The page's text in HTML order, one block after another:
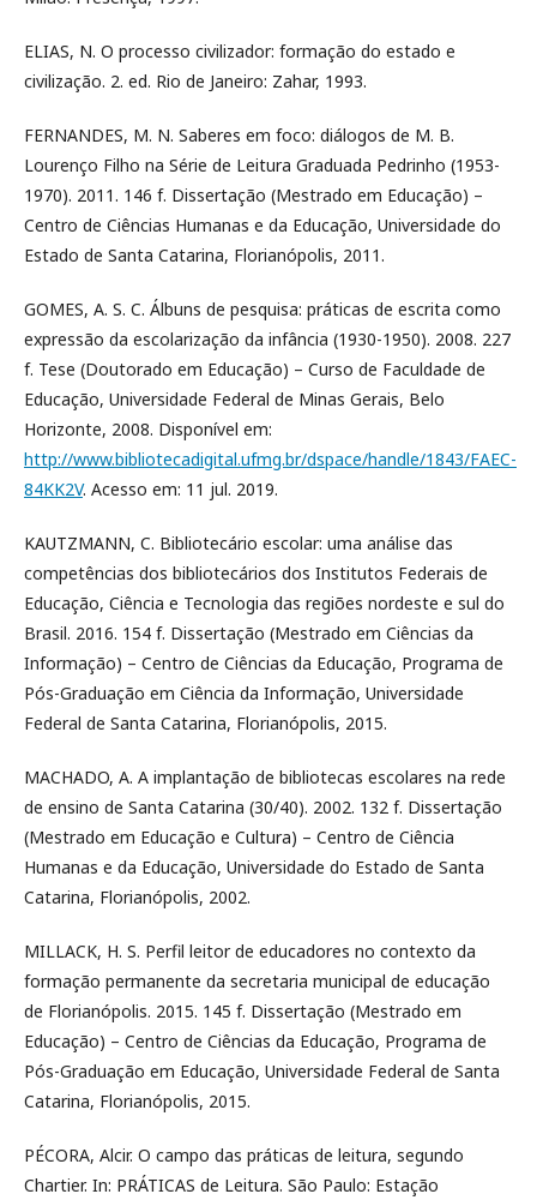
ELIAS, N. O processo civilizador: formação do estado e
civilização. 2. ed. Rio de Janeiro: Zahar, 1993.
FERNANDES, M. N. Saberes em foco: diálogos de M. B.
Lourenço Filho na Série de Leitura Graduada Pedrinho (1953-
1970). 2011. 146 f. Dissertação (Mestrado em Educação) –
Centro de Ciências Humanas e da Educação, Universidade do
Estado de Santa Catarina, Florianópolis, 2011.
GOMES, A. S. C. Álbuns de pesquisa: práticas de escrita como
expressão da escolarização da infância (1930-1950). 2008. 227
f. Tese (Doutorado em Educação) – Curso de Faculdade de
Educação, Universidade Federal de Minas Gerais, Belo
Horizonte, 2008. Disponível em:
http://www.bibliotecadigital.ufmg.br/dspace/handle/1843/FAEC-
84KK2V. Acesso em: 11 jul. 2019.
KAUTZMANN, C. Bibliotecário escolar: uma análise das
competências dos bibliotecários dos Institutos Federais de
Educação, Ciência e Tecnologia das regiões nordeste e sul do
Brasil. 2016. 154 f. Dissertação (Mestrado em Ciências da
Informação) – Centro de Ciências da Educação, Programa de
Pós-Graduação em Ciência da Informação, Universidade
Federal de Santa Catarina, Florianópolis, 2015.
MACHADO, A. A implantação de bibliotecas escolares na rede
de ensino de Santa Catarina (30/40). 2002. 132 f. Dissertação
(Mestrado em Educação e Cultura) – Centro de Ciência
Humanas e da Educação, Universidade do Estado de Santa
Catarina, Florianópolis, 2002.
MILLACK, H. S. Perfil leitor de educadores no contexto da
formação permanente da secretaria municipal de educação
de Florianópolis. 2015. 145 f. Dissertação (Mestrado em
Educação) – Centro de Ciências da Educação, Programa de
Pós-Graduação em Educação, Universidade Federal de Santa
Catarina, Florianópolis, 2015.
PÉCORA, Alcir. O campo das práticas de leitura, segundo
Chartier. In: PRÁTICAS de Leitura. São Paulo: Estação